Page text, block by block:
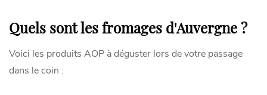
Quels sont les fromages d'Auvergne ?
Voici les produits AOP à déguster lors de votre passage
dans le coin :